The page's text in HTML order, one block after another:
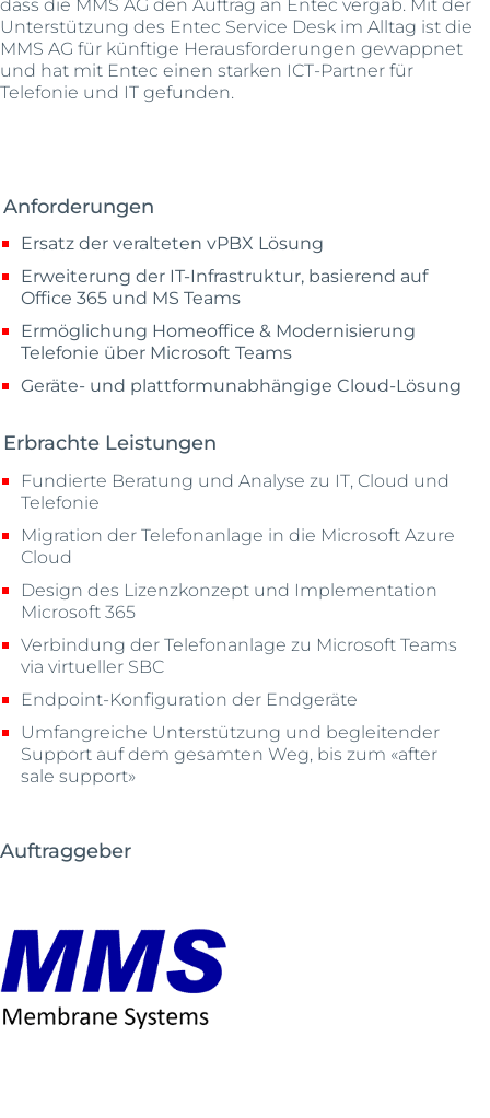
Unterstützung des Entec Service Desk im Alltag ist die
MMS AG für künftige Herausforderungen gewappnet
und hat mit Entec einen starken ICT-Partner für
Telefonie und IT gefunden.
Anforderungen
Ersatz der veralteten vPBX Lösung
Erweiterung der IT-Infrastruktur, basierend auf
Office 365 und MS Teams
Ermöglichung Homeoffice & Modernisierung
Telefonie über Microsoft Teams
Geräte- und plattformunabhängige Cloud-Lösung
Erbrachte Leistungen
Fundierte Beratung und Analyse zu IT, Cloud und
Telefonie
Migration der Telefonanlage in die Microsoft Azure
Cloud
Design des Lizenzkonzept und Implementation
Microsoft 365
Verbindung der Telefonanlage zu Microsoft Teams
via virtueller SBC
Endpoint-Konfiguration der Endgeräte
Umfangreiche Unterstützung und begleitender
Support auf dem gesamten Weg, bis zum «after
sale support»
Auftraggeber